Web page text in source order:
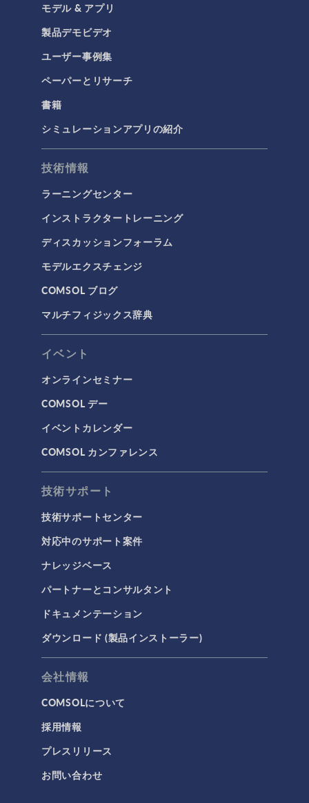
モデル & アプリ
製品デモビデオ
ユーザー事例集
ペーパーとリサーチ
書籍
シミュレーションアプリの紹介
技術情報
ラーニングセンター
インストラクタートレーニング
ディスカッションフォーラム
モデルエクスチェンジ
COMSOL ブログ
マルチフィジックス辞典
イベント
オンラインセミナー
COMSOL デー
イベントカレンダー
COMSOL カンファレンス
技術サポート
技術サポートセンター
対応中のサポート案件
ナレッジベース
パートナーとコンサルタント
ドキュメンテーション
ダウンロード (製品インストーラー)
会社情報
COMSOLについて
採用情報
プレスリリース
お問い合わせ